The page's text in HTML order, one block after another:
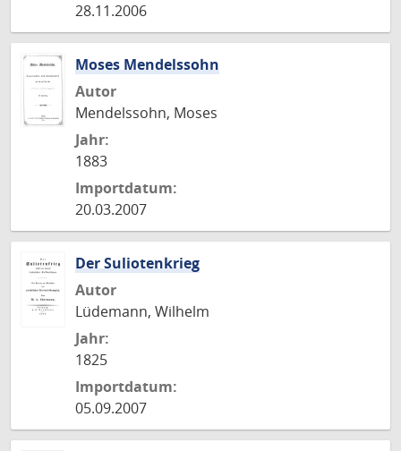
28.11.2006
Moses Mendelssohn
Autor
Mendelssohn, Moses
Jahr:
1883
Importdatum:
20.03.2007
Der Suliotenkrieg
Autor
Lüdemann, Wilhelm
Jahr:
1825
Importdatum:
05.09.2007